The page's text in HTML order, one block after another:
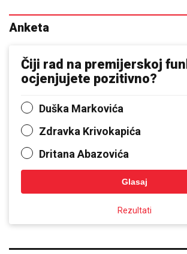
Anketa
Čiji rad na premijerskoj
ocjenjujete pozitivno?
Duška Markovića
Zdravka Krivokapića
Dritana Abazovića
Glasaj
Rezultati